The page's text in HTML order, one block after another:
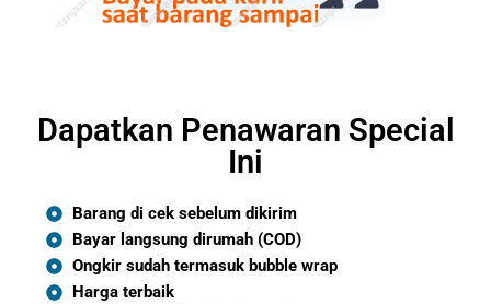
Dapatkan Penawaran Special
Ini
Barang di cek sebelum dikirim
Bayar langsung dirumah (COD)
Ongkir sudah termasuk bubble wrap
Harga terbaik